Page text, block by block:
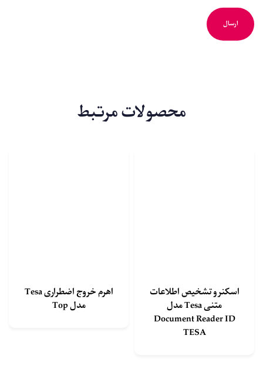
محصولات مرتبط
اسکنر و تشخیص اطلاعات
متنی Tesa مدل
Document Reader ID
TESA
اهرم خروج اضطراری Tesa
مدل Top